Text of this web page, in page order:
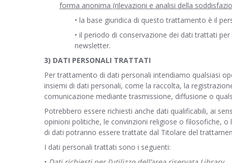
forma anonima (rilevazioni e analisi della
• la base giuridica di questo trattamento è il
• il periodo di conservazione dei dati trattati
newsletter.
3) DATI PERSONALI TRATTATI
Per trattamento di dati personali intendiamo qualsiasi
insiemi di dati personali, come la raccolta, la
comunicazione mediante trasmissione, diffusione o
Potrebbero essere richiesti anche dati qualificabili, ai
opinioni politiche, le convinzioni religiose o filosofiche, o
di dati potranno essere trattate dal Titolare del
I dati personali trattati sono i seguenti: